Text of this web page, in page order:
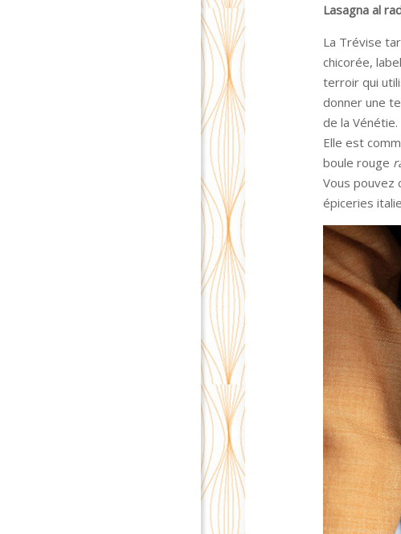
Lasagna al
La Trévise
chicorée,
terroir qui
donner une
de la Vénétie.
Elle est
boule rouge
Vous pouvez
épiceries